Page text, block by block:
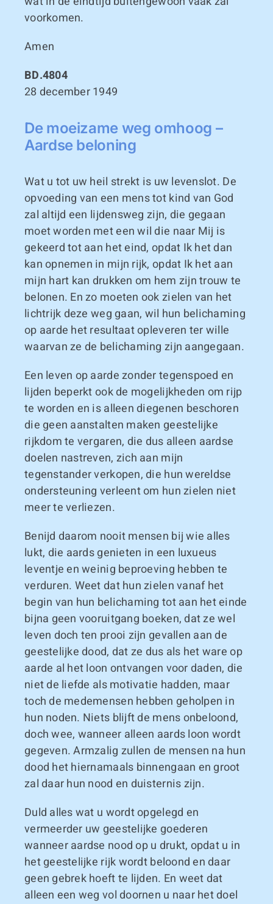
voorkomen.
Amen
BD.4804
28 december 1949
De moeizame weg omhoog –
Aardse beloning
Wat u tot uw heil strekt is uw levenslot. De
opvoeding van een mens tot kind van God
zal altijd een lijdensweg zijn, die gegaan
moet worden met een wil die naar Mij is
gekeerd tot aan het eind, opdat Ik het dan
kan opnemen in mijn rijk, opdat Ik het aan
mijn hart kan drukken om hem zijn trouw te
belonen. En zo moeten ook zielen van het
lichtrijk deze weg gaan, wil hun belichaming
op aarde het resultaat opleveren ter wille
waarvan ze de belichaming zijn aangegaan.
Een leven op aarde zonder tegenspoed en
lijden beperkt ook de mogelijkheden om rijp
te worden en is alleen diegenen beschoren
die geen aanstalten maken geestelijke
rijkdom te vergaren, die dus alleen aardse
doelen nastreven, zich aan mijn
tegenstander verkopen, die hun wereldse
ondersteuning verleent om hun zielen niet
meer te verliezen.
Benijd daarom nooit mensen bij wie alles
lukt, die aards genieten in een luxueus
leventje en weinig beproeving hebben te
verduren. Weet dat hun zielen vanaf het
begin van hun belichaming tot aan het einde
bijna geen vooruitgang boeken, dat ze wel
leven doch ten prooi zijn gevallen aan de
geestelijke dood, dat ze dus als het ware op
aarde al het loon ontvangen voor daden, die
niet de liefde als motivatie hadden, maar
toch de medemensen hebben geholpen in
hun noden. Niets blijft de mens onbeloond,
doch wee, wanneer alleen aards loon wordt
gegeven. Armzalig zullen de mensen na hun
dood het hiernamaals binnengaan en groot
zal daar hun nood en duisternis zijn.
Duld alles wat u wordt opgelegd en
vermeerder uw geestelijke goederen
wanneer aardse nood op u drukt, opdat u in
het geestelijke rijk wordt beloond en daar
geen gebrek hoeft te lijden. En weet dat
alleen een weg vol doornen u naar het doel